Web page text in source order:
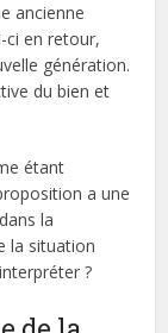
ancienne
ci en retour,
génération.
du bien et
étant
a une
la
la situation
?